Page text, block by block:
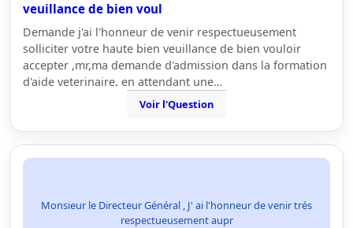
veuillance de bien voul
Demande j'ai l'honneur de venir respectueusement
solliciter votre haute bien veuillance de bien vouloir
accepter ,mr,ma demande d'admission dans la formation
d'aide veterinaire. en attendant une…
Voir l'Question
Monsieur le Directeur Général , J' ai l'honneur de venir trés
respectueusement aupr